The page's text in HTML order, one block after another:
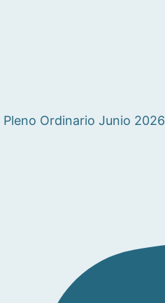
Pleno Ordinario Junio 2026